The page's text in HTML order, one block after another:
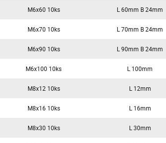
M6x60 10ks L 60mm B 24mm
M6x70 10ks L 70mm B 24mm
M6x90 10ks L 90mm B 24mm
M6x100 10ks L 100mm
M8x12 10ks L 12mm
M8x16 10ks L 16mm
M8x30 10ks L 30mm